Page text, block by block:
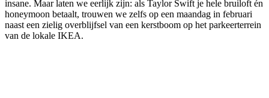
insane. Maar laten we eerlijk zijn: als Taylor Swift je hele bruiloft én
honeymoon betaalt, trouwen we zelfs op een maandag in februari
naast een zielig overblijfsel van een kerstboom op het parkeerterrein
van de lokale IKEA.